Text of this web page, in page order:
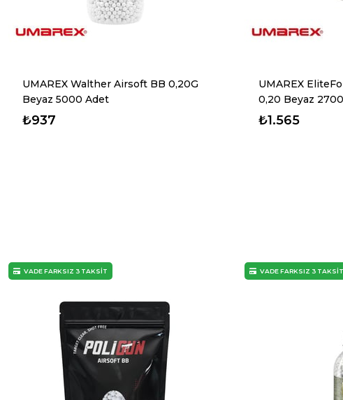
UMAREX Walther Airsoft BB 0,20G
Beyaz 5000 Adet
₺937
UMAREX
0,20 Beyaz
₺1.565
VADE FARKSIZ 3 TAKSİT VADE FARKSIZ 3 TAKSİT